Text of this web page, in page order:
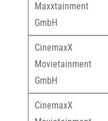
Maxxtainment
GmbH
CinemaxX
Movietainment
GmbH
CinemaxX